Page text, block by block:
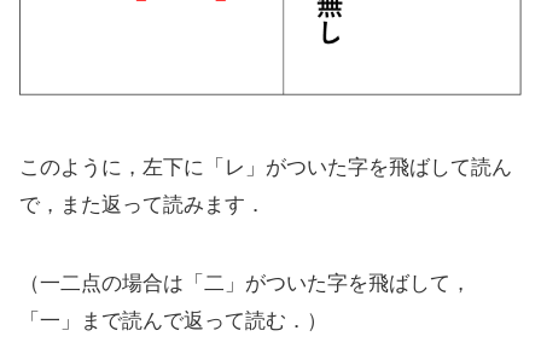
このように，左下に「レ」がついた字を飛ばして読ん
で，また返って読みます．
（一二点の場合は「二」がついた字を飛ばして，
「一」まで読んで返って読む．）